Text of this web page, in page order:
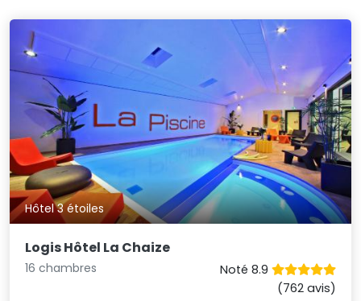
Hôtel 3 étoiles
Logis Hôtel La Chaize
16 chambres
Noté 8.9
(762 avis)